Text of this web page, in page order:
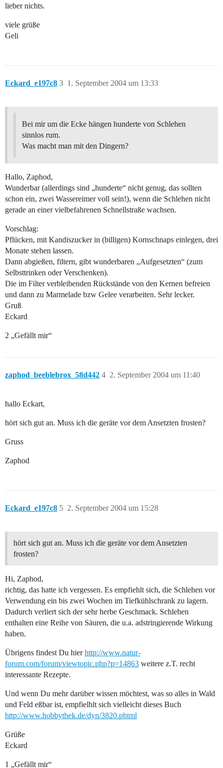
lieber nichts.
viele grüße
Geli
Eckard_e197c8 1. September 2004 um 13:33
3
Bei mir um die Ecke hängen hunderte von Schlehen
sinnlos rum.
Was macht man mit den Dingern?
Hallo, Zaphod,
Wunderbar (allerdings sind „hunderte“ nicht genug, das sollten
schon ein, zwei Wassereimer voll sein!), wenn die Schlehen nicht
gerade an einer vielbefahrenen Schnellstraße wachsen.
Vorschlag:
Pflücken, mit Kandiszucker in (billigen) Kornschnaps einlegen, drei
Monate stehen lassen.
Dann abgießen, filtern, gibt wunderbaren „Aufgesetzten“ (zum
Selbsttrinken oder Verschenken).
Die im Filter verbleibenden Rückstände von den Kernen befreien
und dann zu Marmelade bzw Gelee verarbeiten. Sehr lecker.
Gruß
Eckard
2 „Gefällt mir“
zaphod_beeblebrox_58d442 2. September 2004 um 11:40
4
hallo Eckart,
hört sich gut an. Muss ich die geräte vor dem Ansetzten frosten?
Gruss
Zaphod
Eckard_e197c8 2. September 2004 um 15:28
5
hört sich gut an. Muss ich die geräte vor dem Ansetzten
frosten?
Hi, Zaphod,
richtig, das hatte ich vergessen. Es empfiehlt sich, die Schlehen vor
Verwendung ein bis zwei Wochen im Tiefkühlschrank zu lagern.
Dadurch verliert sich der sehr herbe Geschmack. Schlehen
enthalten eine Reihe von Säuren, die u.a. adstringierende Wirkung
haben.
Übrigens findest Du hierhttp://www.natur-
forum.com/forum/viewtopic.php?p=14863 weitere z.T. recht
interessante Rezepte.
Und wenn Du mehr darüber wissen möchtest, was so alles in Wald
und Feld eßbar ist, empfielhlt sich vielleicht dieses Buch
http://www.hobbythek.de/dyn/3820.phtml
Grüße
Eckard
1 „Gefällt mir“